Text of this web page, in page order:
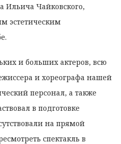
Чайковского,
эстетическим
и больших актеров, всю
и хореографа нашей
персонал, а также
в подготовке
на прямой
спектакль в